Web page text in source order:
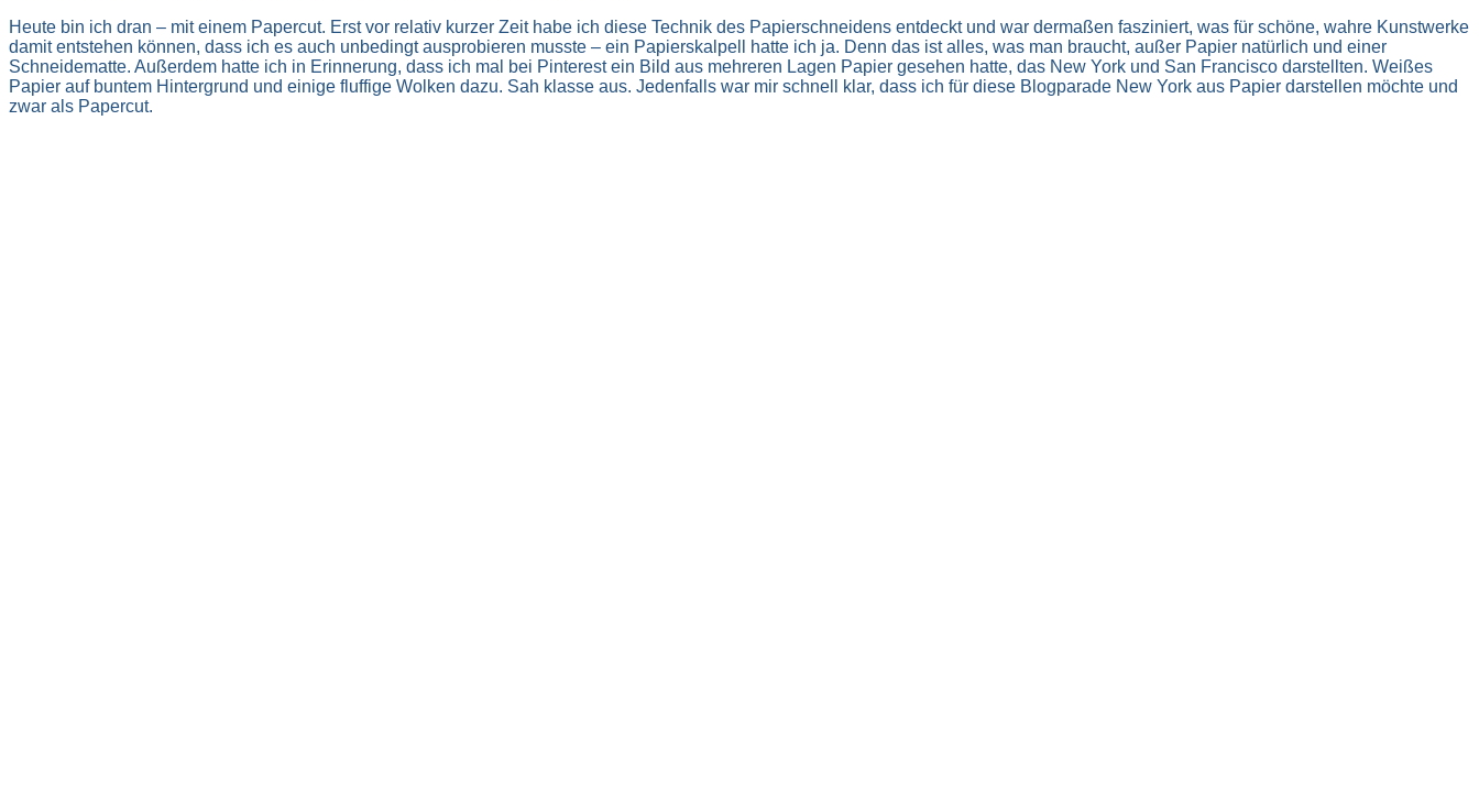
Heute bin ich dran – mit einem Papercut. Erst vor relativ kurzer Zeit habe ich diese Technik des Papierschneidens entdeckt und war dermaßen fasziniert, was für schöne, wahre Kunstwerke
damit entstehen können, dass ich es auch unbedingt ausprobieren musste – ein Papierskalpell hatte ich ja. Denn das ist alles, was man braucht, außer Papier natürlich und einer
Schneidematte. Außerdem hatte ich in Erinnerung, dass ich mal bei Pinterest ein Bild aus mehreren Lagen Papier gesehen hatte, das New York und San Francisco darstellten. Weißes
Papier auf buntem Hintergrund und einige fluffige Wolken dazu. Sah klasse aus. Jedenfalls war mir schnell klar, dass ich für diese Blogparade New York aus Papier darstellen möchte und
zwar als Papercut.